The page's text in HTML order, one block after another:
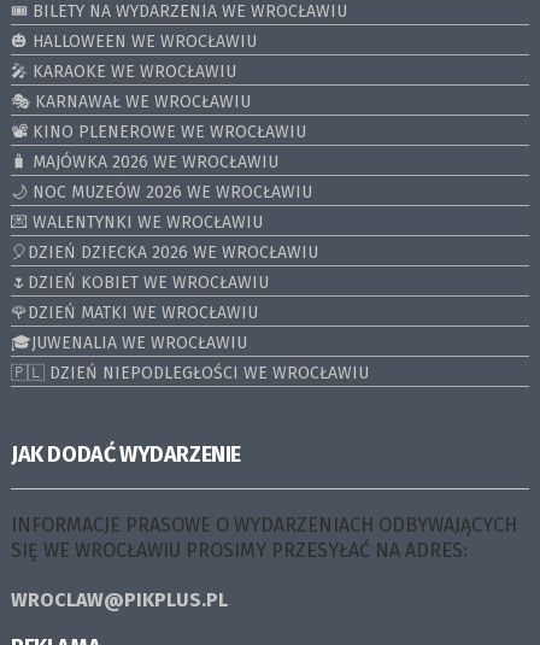
🎟️ BILETY NA WYDARZENIA WE WROCŁAWIU
🎃 HALLOWEEN WE WROCŁAWIU
🎤 KARAOKE WE WROCŁAWIU
🎭 KARNAWAŁ WE WROCŁAWIU
📽️ KINO PLENEROWE WE WROCŁAWIU
🧳 MAJÓWKA 2026 WE WROCŁAWIU
🌙 NOC MUZEÓW 2026 WE WROCŁAWIU
💌 WALENTYNKI WE WROCŁAWIU
🎈DZIEŃ DZIECKA 2026 WE WROCŁAWIU
🌷DZIEŃ KOBIET WE WROCŁAWIU
🌹DZIEŃ MATKI WE WROCŁAWIU
🎓JUWENALIA WE WROCŁAWIU
🇵🇱 DZIEŃ NIEPODLEGŁOŚCI WE WROCŁAWIU
JAK DODAĆ WYDARZENIE
INFORMACJE PRASOWE O WYDARZENIACH ODBYWAJĄCYCH
SIĘ WE WROCŁAWIU PROSIMY PRZESYŁAĆ NA ADRES:
WROCLAW@PIKPLUS.PL